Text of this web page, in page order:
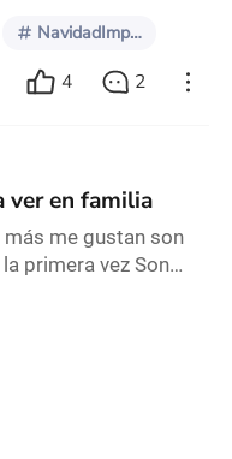
NavidadImperfecta
4 2
ver en familia
me gustan son
primera vez Son
opinión es tuya Mi
es un niño que, por
se van de
disfruta de su
su casa de dos
Con